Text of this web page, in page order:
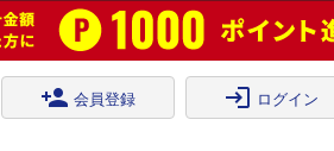
person_add 会員登録 login ログイン